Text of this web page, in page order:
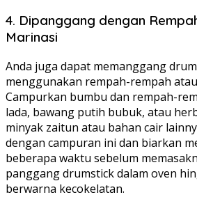
4. Dipanggang dengan
Marinasi
Anda juga dapat memanggang
menggunakan rempah-rempah
Campurkan bumbu dan rempah-
lada, bawang putih bubuk, atau
minyak zaitun atau bahan cair
dengan campuran ini dan biarkan
beberapa waktu sebelum
panggang drumstick dalam oven
berwarna kecokelatan.